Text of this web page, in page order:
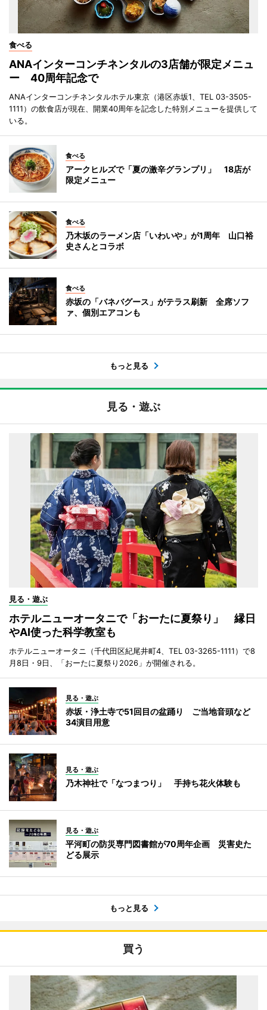
食べる
ANAインターコンチネンタルの3店舗が限定メニュ
ー 40周年記念で
ANAインターコンチネンタルホテル東京（港区赤坂1、TEL 03-3505-
1111）の飲食店が現在、開業40周年を記念した特別メニューを提供して
いる。
食べる
アークヒルズで「夏の激辛グランプリ」 18店が
限定メニュー
食べる
乃木坂のラーメン店「いわいや」が1周年 山口裕
史さんとコラボ
食べる
赤坂の「バネバグース」がテラス刷新 全席ソフ
ァ、個別エアコンも
もっと見る
見る・遊ぶ
見る・遊ぶ
ホテルニューオータニで「おーたに夏祭り」 縁日
やAI使った科学教室も
ホテルニューオータニ（千代田区紀尾井町4、TEL 03-3265-1111）で8
月8日・9日、「おーたに夏祭り2026」が開催される。
見る・遊ぶ
赤坂・浄土寺で51回目の盆踊り ご当地音頭など
34演目用意
見る・遊ぶ
乃木神社で「なつまつり」 手持ち花火体験も
見る・遊ぶ
平河町の防災専門図書館が70周年企画 災害史た
どる展示
もっと見る
買う